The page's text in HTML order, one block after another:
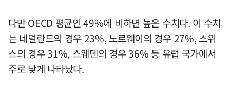
다만 OECD 평균인 49%에 비하면 높은 수치다. 이 수치
는 네덜란드의 경우 23%, 노르웨이의 경우 27%, 스위
스의 경우 31%, 스웨덴의 경우 36% 등 유럽 국가에서
주로 낮게 나타났다.